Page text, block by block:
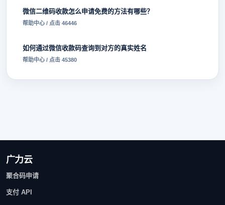
微信二维码收款怎么申请免费的方法有哪些？
帮助中心 / 点击 46446
如何通过微信收款码查询到对方的真实姓名
帮助中心 / 点击 45380
广力云
聚合码申请
支付 API